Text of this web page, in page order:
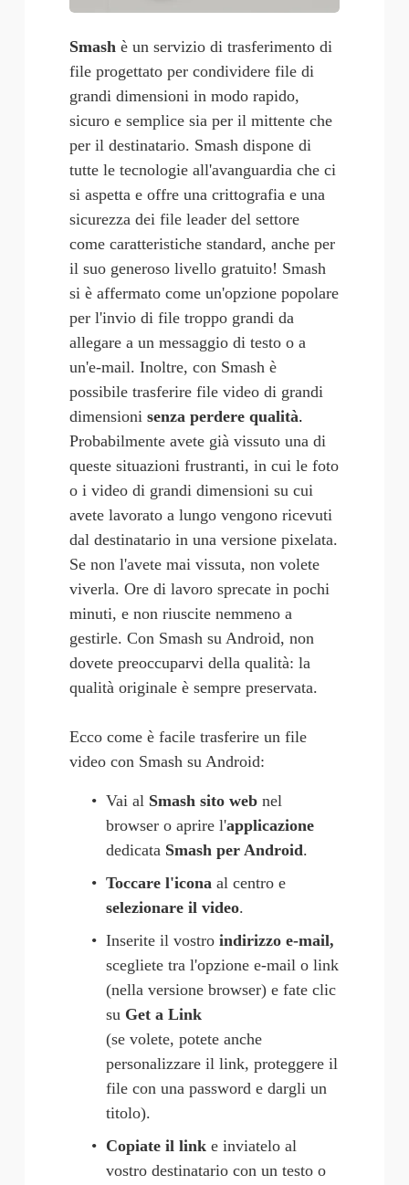
Smash è un servizio di trasferimento di
file progettato per condividere file di
grandi dimensioni in modo rapido,
sicuro e semplice sia per il mittente che
per il destinatario. Smash dispone di
tutte le tecnologie all'avanguardia che ci
si aspetta e offre una crittografia e una
sicurezza dei file leader del settore
come caratteristiche standard, anche per
il suo generoso livello gratuito! Smash
si è affermato come un'opzione popolare
per l'invio di file troppo grandi da
allegare a un messaggio di testo o a
un'e-mail. Inoltre, con Smash è
possibile trasferire file video di grandi
dimensioni senza perdere qualità
Probabilmente avete già vissuto una di
queste situazioni frustranti, in cui le foto
o i video di grandi dimensioni su cui
avete lavorato a lungo vengono ricevuti
dal destinatario in una versione pixelata.
Se non l'avete mai vissuta, non volete
viverla. Ore di lavoro sprecate in pochi
minuti, e non riuscite nemmeno a
gestirle. Con Smash su Android, non
dovete preoccuparvi della qualità: la
qualità originale è sempre preservata.
Ecco come è facile trasferire un file
video con Smash su Android:
Vai al Smash sito web nel
browser o aprire l'applicazione
dedicata Smash per Android.
Toccare l'icona
selezionare il video.
Inserite il vostro
scegliete tra l'opzione e-mail o link
(nella versione browser) e fate clic
su Get a Link
(se volete, potete anche
personalizzare il link, proteggere il
file con una password e dargli un
titolo).
Copiate il link e inviatelo al
vostro destinatario con un testo o